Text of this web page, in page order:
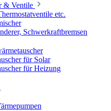
& Ventile
etc.
Schwerkraftbremsen
für Solar
für Heizung